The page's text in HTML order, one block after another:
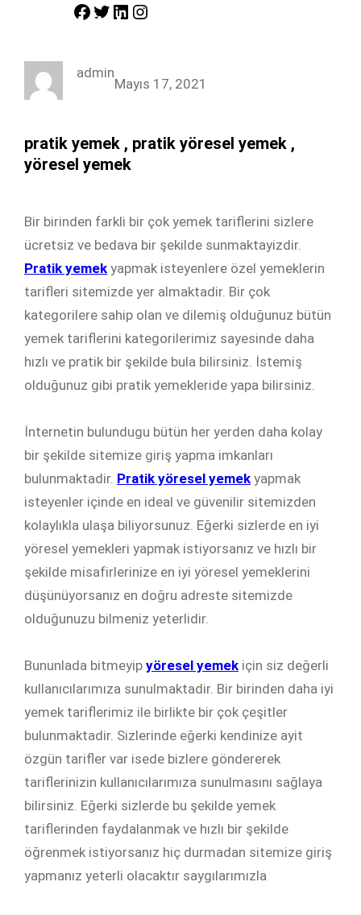
F
e
o
T
t
r
L
k
I
t
r
admin
Mayıs 17, 2021
pratik yemek , pratik yöresel yemek ,
yöresel yemek
Bir birinden farkli bir çok yemek tariflerini sizlere
ücretsiz ve bedava bir şekilde sunmaktayizdir.
Pratik yemek yapmak isteyenlere özel yemeklerin
tarifleri sitemizde yer almaktadir. Bir çok
kategorilere sahip olan ve dilemiş olduğunuz bütün
yemek tariflerini kategorilerimiz sayesinde daha
hızlı ve pratik bir şekilde bula bilirsiniz. İstemiş
olduğunuz gibi pratik yemekleride yapa bilirsiniz.
İnternetin bulundugu bütün her yerden daha kolay
bir şekilde sitemize giriş yapma imkanları
bulunmaktadir. Pratik yöresel yemek yapmak
isteyenler içinde en ideal ve güvenilir sitemizden
kolaylıkla ulaşa biliyorsunuz. Eğerki sizlerde en iyi
yöresel yemekleri yapmak istiyorsanız ve hızlı bir
şekilde misafirlerinize en iyi yöresel yemeklerini
düşünüyorsanız en doğru adreste sitemizde
olduğunuzu bilmeniz yeterlidir.
Bununlada bitmeyip yöresel yemek için siz değerli
kullanıcılarımıza sunulmaktadir. Bir birinden daha iyi
yemek tariflerimiz ile birlikte bir çok çeşitler
bulunmaktadir. Sizlerinde eğerki kendinize ayit
özgün tarifler var isede bizlere göndererek
tariflerinizin kullanıcılarımıza sunulmasını sağlaya
bilirsiniz. Eğerki sizlerde bu şekilde yemek
tariflerinden faydalanmak ve hızlı bir şekilde
öğrenmek istiyorsanız hiç durmadan sitemize giriş
yapmanız yeterli olacaktır saygılarımızla